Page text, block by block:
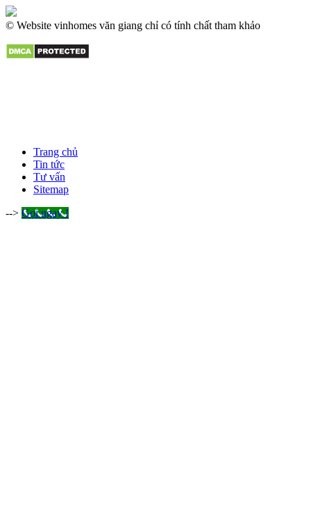
© Website vinhomes văn giang chỉ có tính chất tham khảo
Trang chủ
Tin tức
Tư vấn
Sitemap
--> Gọi ngay !